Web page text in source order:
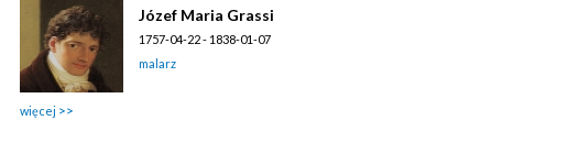
Józef Maria Grassi
1757-04-22 - 1838-01-07
malarz
więcej